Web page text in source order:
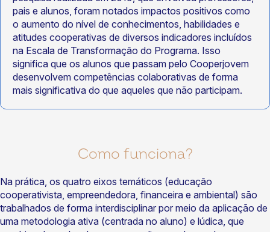
pais e alunos, foram notados impactos positivos como
o aumento do nível de conhecimentos, habilidades e
atitudes cooperativas de diversos indicadores incluídos
na Escala de Transformação do Programa. Isso
significa que os alunos que passam pelo Cooperjovem
desenvolvem competências colaborativas de forma
mais significativa do que aqueles que não participam.
Como funciona?
Na prática, os quatro eixos temáticos (educação
cooperativista, empreendedora, financeira e ambiental) são
trabalhados de forma interdisciplinar por meio da aplicação de
uma metodologia ativa (centrada no aluno) e lúdica, que